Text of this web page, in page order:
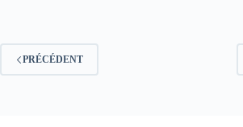
PRÉCÉDENT